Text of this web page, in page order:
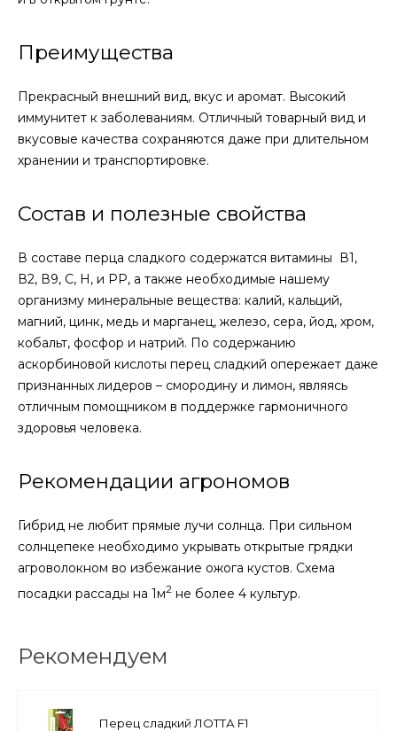
Преимущества
Прекрасный внешний вид, вкус и аромат. Высокий
иммунитет к заболеваниям. Отличный товарный вид и
вкусовые качества сохраняются даже при длительном
хранении и транспортировке.
Состав и полезные свойства
В составе перца сладкого содержатся витамины В1,
В2, В9, С, H, и PP, а также необходимые нашему
организму минеральные вещества: калий, кальций,
магний, цинк, медь и марганец, железо, сера, йод, хром,
кобальт, фосфор и натрий. По содержанию
аскорбиновой кислоты перец сладкий опережает даже
признанных лидеров – смородину и лимон, являясь
отличным помощником в поддержке гармоничного
здоровья человека.
Рекомендации агрономов
Гибрид не любит прямые лучи солнца. При сильном
солнцепеке необходимо укрывать открытые грядки
агроволокном во избежание ожога кустов. Схема
посадки рассады на 1м2 не более 4 культур.
Рекомендуем
Перец сладкий ЛОТТА F1